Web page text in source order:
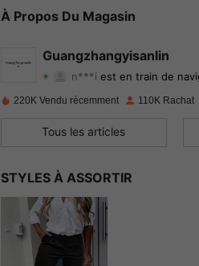
À Propos Du Magasin
Guangzhangyisanlin
n***iest en train de
4.89 Evaluation 197Articles
4.89 197
4.89
4.89
220K Vendu récemment 110K Rachat
Tous les articles
STYLES À ASSORTIR